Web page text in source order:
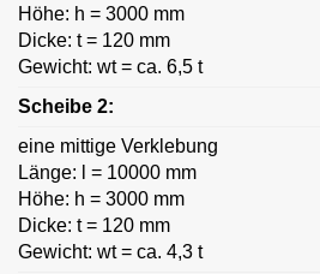
Höhe: h = 3000 mm
Dicke: t = 120 mm
Gewicht: wt = ca. 6,5 t
Scheibe 2:
eine mittige Verklebung
Länge: l = 10000 mm
Höhe: h = 3000 mm
Dicke: t = 120 mm
Gewicht: wt = ca. 4,3 t